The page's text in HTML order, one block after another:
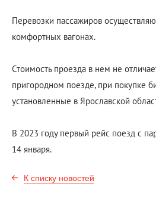
Перевозки пассажиров
комфортных вагонах.
Стоимость проезда в нем не
пригородном поезде, при покупке
установленные в Ярославской
В 2023 году первый рейс поезд с
14 января.
К списку новостей